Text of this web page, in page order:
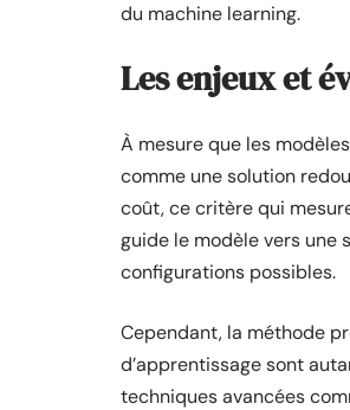
du machine learning.
Les enjeux et
À mesure que les
comme une solution
coût, ce critère qui
guide le modèle vers une
configurations possibles.
Cependant, la méthode
d’apprentissage sont
techniques avancées